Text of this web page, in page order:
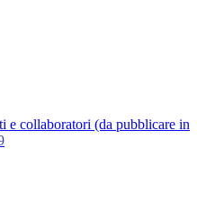
e collaboratori (da pubblicare in